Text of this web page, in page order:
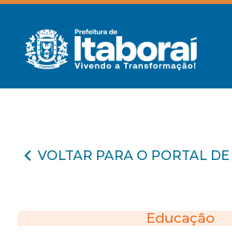
VOLTAR PARA O PORTAL
Educação